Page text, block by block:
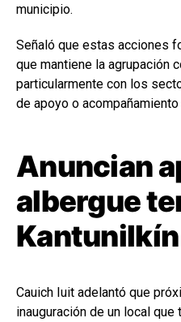
municipio.
Señaló que estas acciones
que mantiene la agrupación
particularmente con los
de apoyo o
Anuncian
albergue
Kantunilkín
Cauich Iuit adelantó que
inauguración de un local